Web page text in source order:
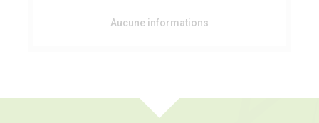
Aucune informations